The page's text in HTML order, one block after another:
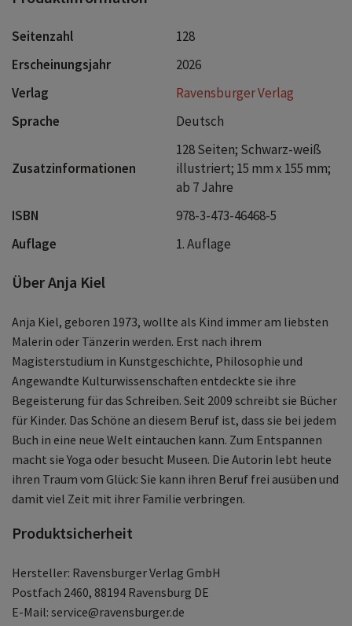
Seitenzahl
128
Erscheinungsjahr
2026
Verlag
Ravensburger Verlag
Sprache
Deutsch
Zusatzinformationen
128 Seiten; Schwarz-weiß
illustriert; 15 mm x 155 mm;
ab 7 Jahre
ISBN
978-3-473-46468-5
Auflage
1. Auflage
Über Anja Kiel
Anja Kiel, geboren 1973, wollte als Kind immer am liebsten
Malerin oder Tänzerin werden. Erst nach ihrem
Magisterstudium in Kunstgeschichte, Philosophie und
Angewandte Kulturwissenschaften entdeckte sie ihre
Begeisterung für das Schreiben. Seit 2009 schreibt sie Bücher
für Kinder. Das Schöne an diesem Beruf ist, dass sie bei jedem
Buch in eine neue Welt eintauchen kann. Zum Entspannen
macht sie Yoga oder besucht Museen. Die Autorin lebt heute
ihren Traum vom Glück: Sie kann ihren Beruf frei ausüben und
damit viel Zeit mit ihrer Familie verbringen.
Produktsicherheit
Hersteller: Ravensburger Verlag GmbH
Postfach 2460, 88194 Ravensburg DE
E-Mail: service@ravensburger.de